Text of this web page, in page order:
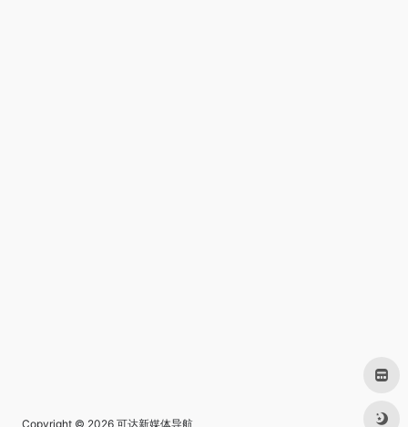
Copyright © 2026 可达新媒体导航